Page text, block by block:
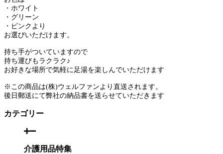
・ホワイト
・グリーン
・ピンクより
お選びいただけます。
持ち手がついていますので
持ち運びもラクラク♪
お好きな場所で気軽に足湯を楽しんでいただけます
※この商品は(株)ウェルファンより直送されます。
後日郵送にて弊社の納品書を送らせていただきます
カテゴリー
介護用品特集